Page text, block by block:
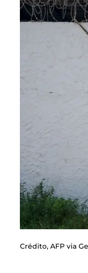
Crédito, AFP via